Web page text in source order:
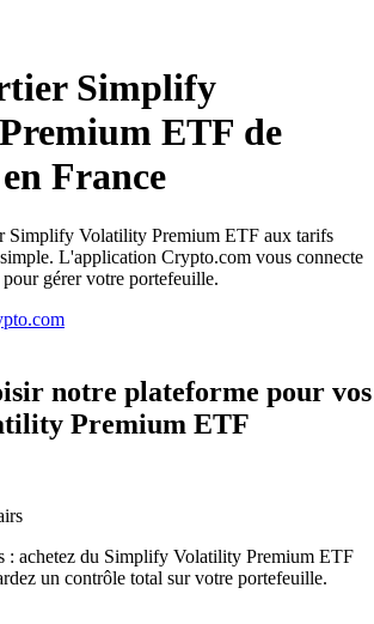
Simplify
ETF de
France
Simplify Volatility Premium ETF aux tarifs
L'application Crypto.com vous connecte
gérer votre portefeuille.
notre plateforme pour vos
Premium ETF
: achetez du Simplify Volatility Premium ETF
un contrôle total sur votre portefeuille.